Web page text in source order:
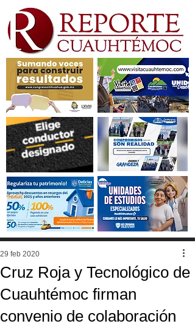
Cruz Roja y Tecnológico de
Cuauhtémoc firman
convenio de colaboración
29 feb 2020